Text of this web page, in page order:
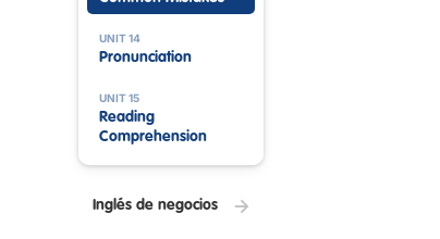
UNIT 14
Pronunciation
UNIT 15
Reading
Comprehension
Inglés de negocios